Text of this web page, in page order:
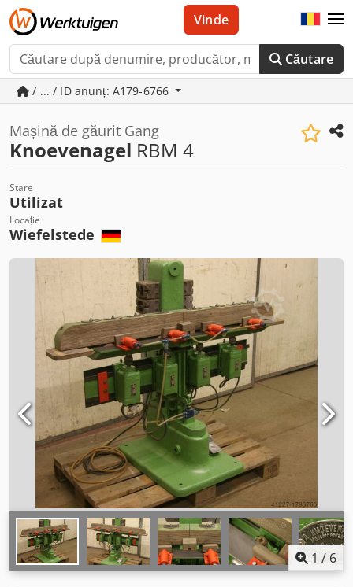
Căutare
Vinde
/ ... / ID anunț: A179-6766
Mașină de găurit Gang
Knoevenagel RBM 4
Stare
Utilizat
Locație
Wiefelstede
1 / 6